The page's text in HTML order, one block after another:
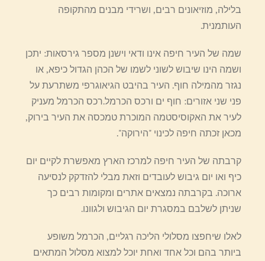
בלילה, מוזיאונים רבים, ושרידי מבנים מהתקופה
העותמנית.
שמה של העיר חיפה אינו ודאי וישנן מספר גירסאות: יתכן
ושמה הינו שיבוש לשוני לשמו של הכהן הגדול כיפא, או
נגזר מהמילה חוף. העיר בהיבט הגיאוגרפי משתרעת על
פני שני אזורים: חוף ים ורכס הכרמל.רכס הכרמל מעניק
לעיר את האקוסיסטמה המוכרת טמכסה את העיר בירוק,
מכאן זכתה חיפה לכינוי "הירוקה".
קרבתה של העיר חיפה למרכז הארץ מאפשרת לקיים יום
כיף ואו יום גיבוש לעובדים וזאת מבלי להזדקק לנסיעה
ארוכה. בקרבתה נמצאים אתרים ומקומות רבים כך
שניתן לשלבם במסגרת יום הגיבוש ולגוונו.
לאלו שיחפצו מסלולי הליכה רגליים, הכרמל משופע
ביותר בהם וכל אחד ואחת יוכל למצוא מסלול המתאים